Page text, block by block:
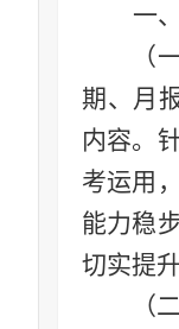
一
（
期、月
内容。
考运用
能力稳
切实提
（